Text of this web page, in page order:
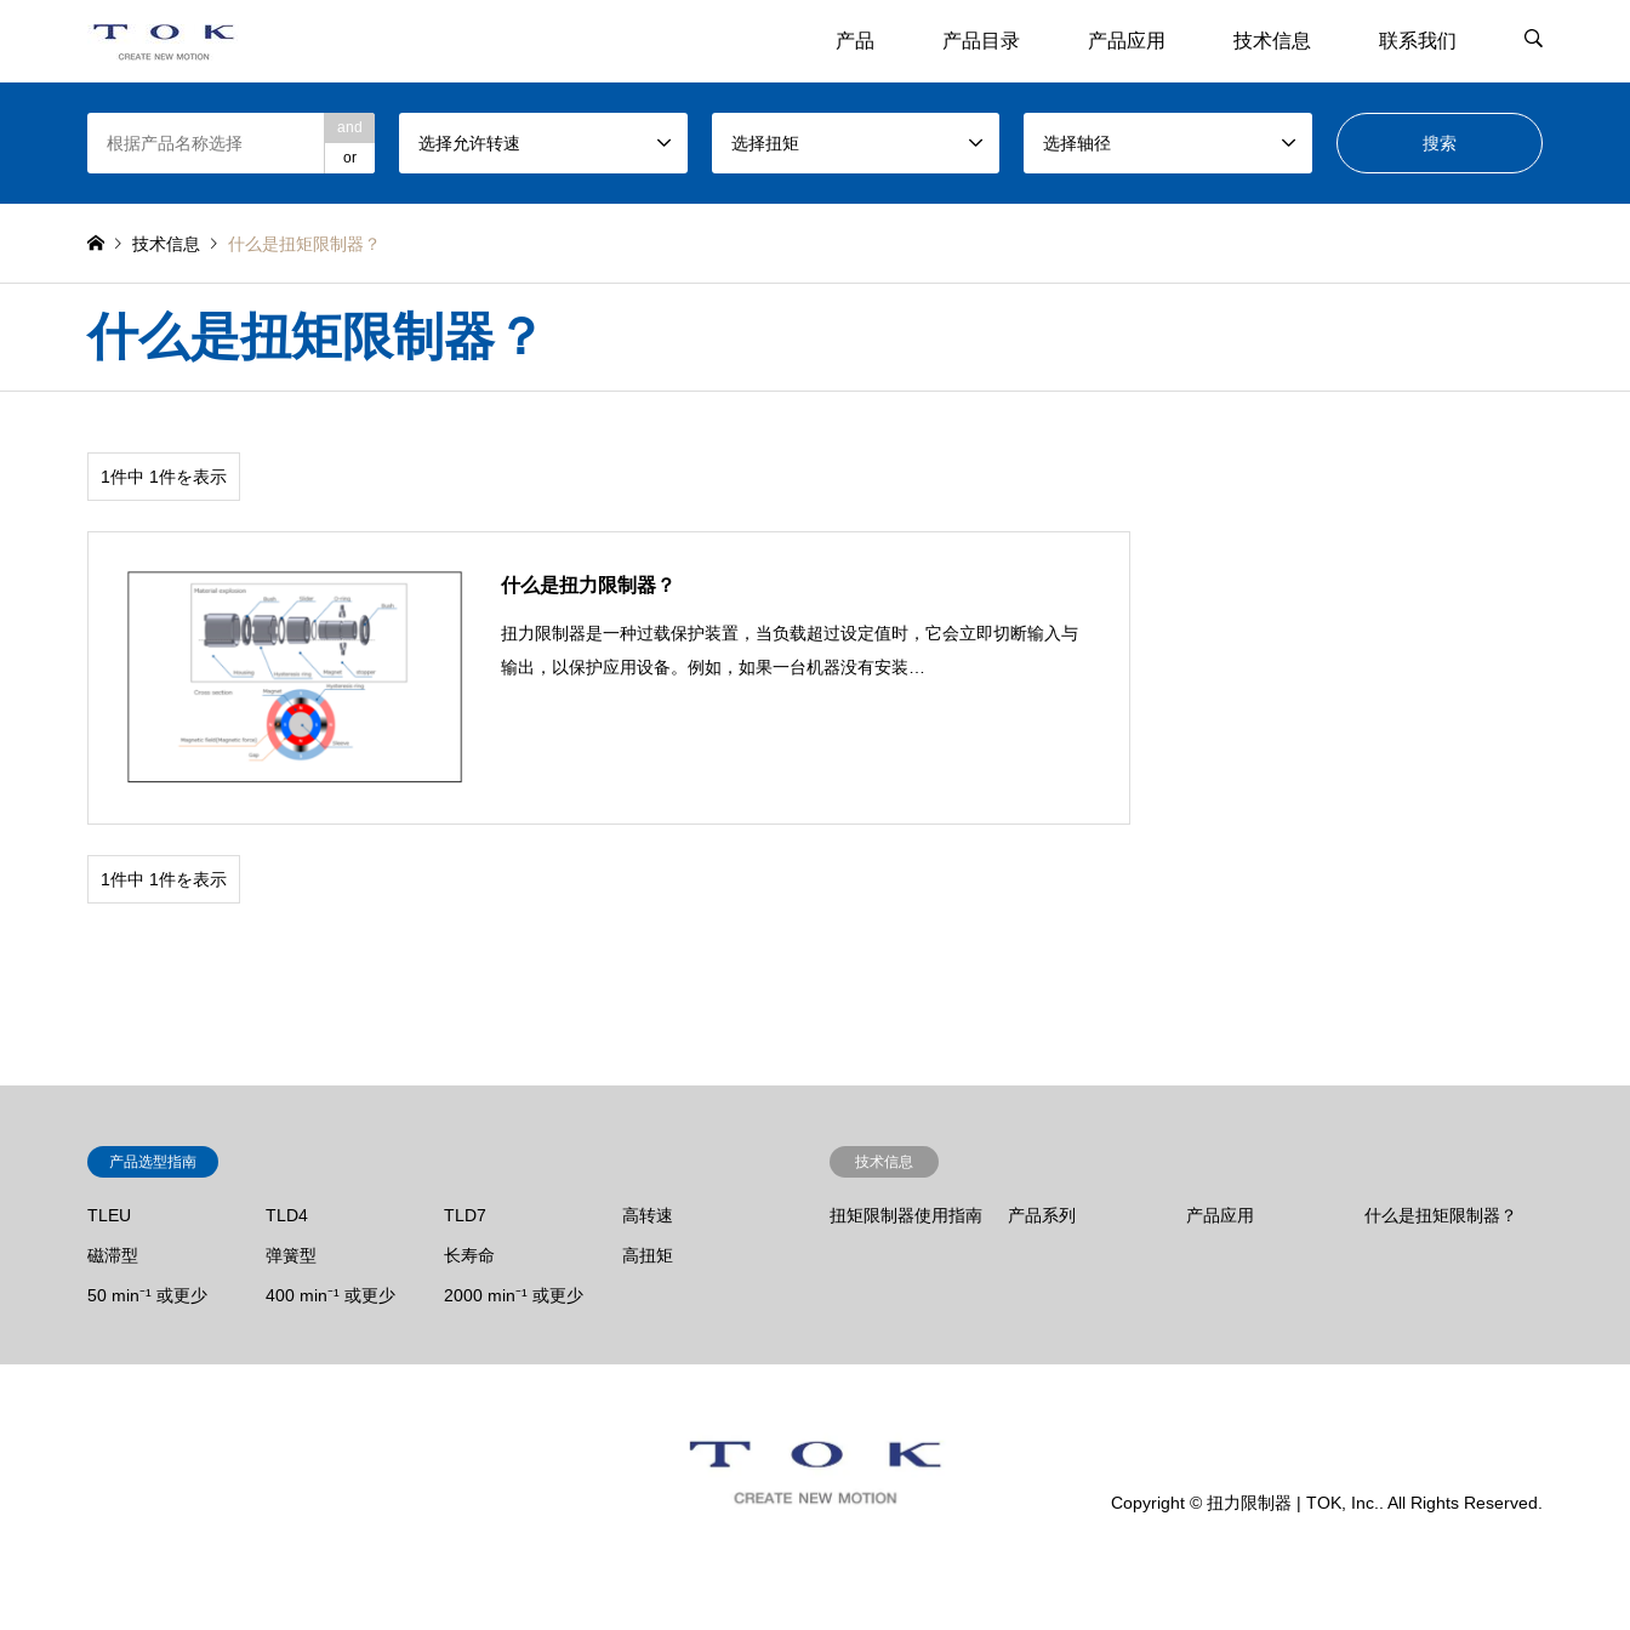
产品 产品目录 产品应用 技术信息 联系我们
and
or
选择允许转速 选择扭矩 选择轴径
技术信息 什么是扭矩限制器？
什么是扭矩限制器？
1件中 1件を表示
什么是扭力限制器？
扭力限制器是一种过载保护装置，当负载超过设定值时，它会立即切断输入与
输出，以保护应用设备。例如，如果一台机器没有安装…
1件中 1件を表示
产品选型指南
TLEU TLD4 TLD7 高转速
磁滞型 弹簧型 长寿命 高扭矩
50 min⁻¹ 或更少 400 min⁻¹ 或更少 2000 min⁻¹ 或更少
技术信息
扭矩限制器使用指南 产品系列 产品应用 什么是扭矩限制器？
Copyright © 扭力限制器 | TOK, Inc.. All Rights Reserved.